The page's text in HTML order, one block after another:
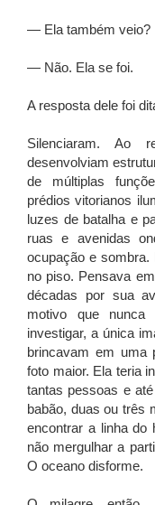
— Ela também veio?
— Não. Ela se foi.
A resposta dele foi
Silenciaram. Ao
desenvolviam
de múltiplas
prédios vitorianos
luzes de batalha e
ruas e avenidas
ocupação e sombra.
no piso. Pensava
décadas por sua
motivo que nunca
investigar, a única
brincavam em uma
foto maior. Ela teria
tantas pessoas e
babão, duas ou três
encontrar a linha do
não mergulhar a
O oceano disforme.